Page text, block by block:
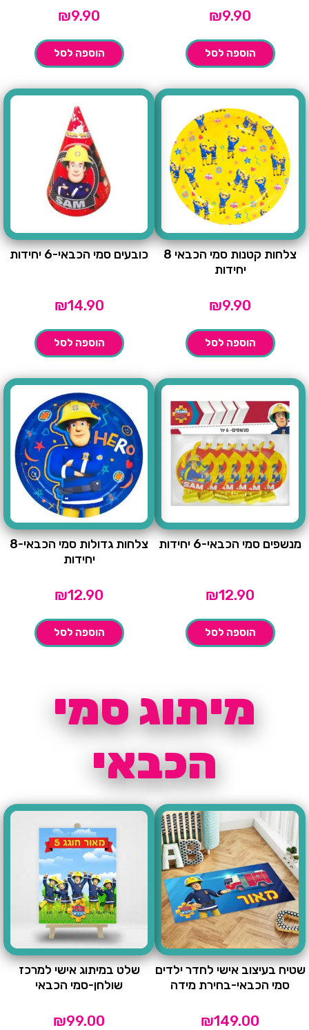
₪9.90
הוספה לסל
₪9.90
הוספה לסל
צלחות קטנות סמי הכבאי 8
יחידות
₪9.90
הוספה לסל
כובעים סמי הכבאי-6 יחידות
₪14.90
הוספה לסל
מנשפים סמי הכבאי-6 יחידות
₪12.90
הוספה לסל
צלחות גדולות סמי הכבאי-8
יחידות
₪12.90
הוספה לסל
מיתוג סמי
הכבאי
שטיח בעיצוב אישי לחדר ילדים
סמי הכבאי-בחירת מידה
₪149.00
שלט במיתוג אישי למרכז
שולחן-סמי הכבאי
₪99.00